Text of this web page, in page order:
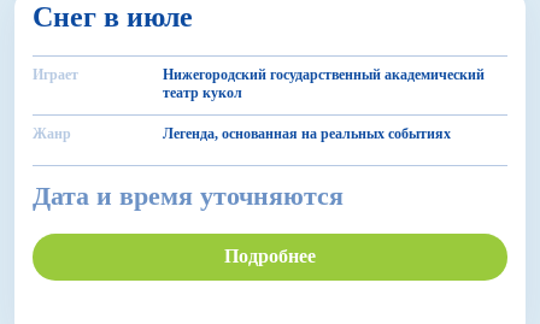
Снег в июле
Играет
Нижегородский государственный академический
театр кукол
Жанр Легенда, основанная на реальных событиях
Дата и время уточняются
Подробнее